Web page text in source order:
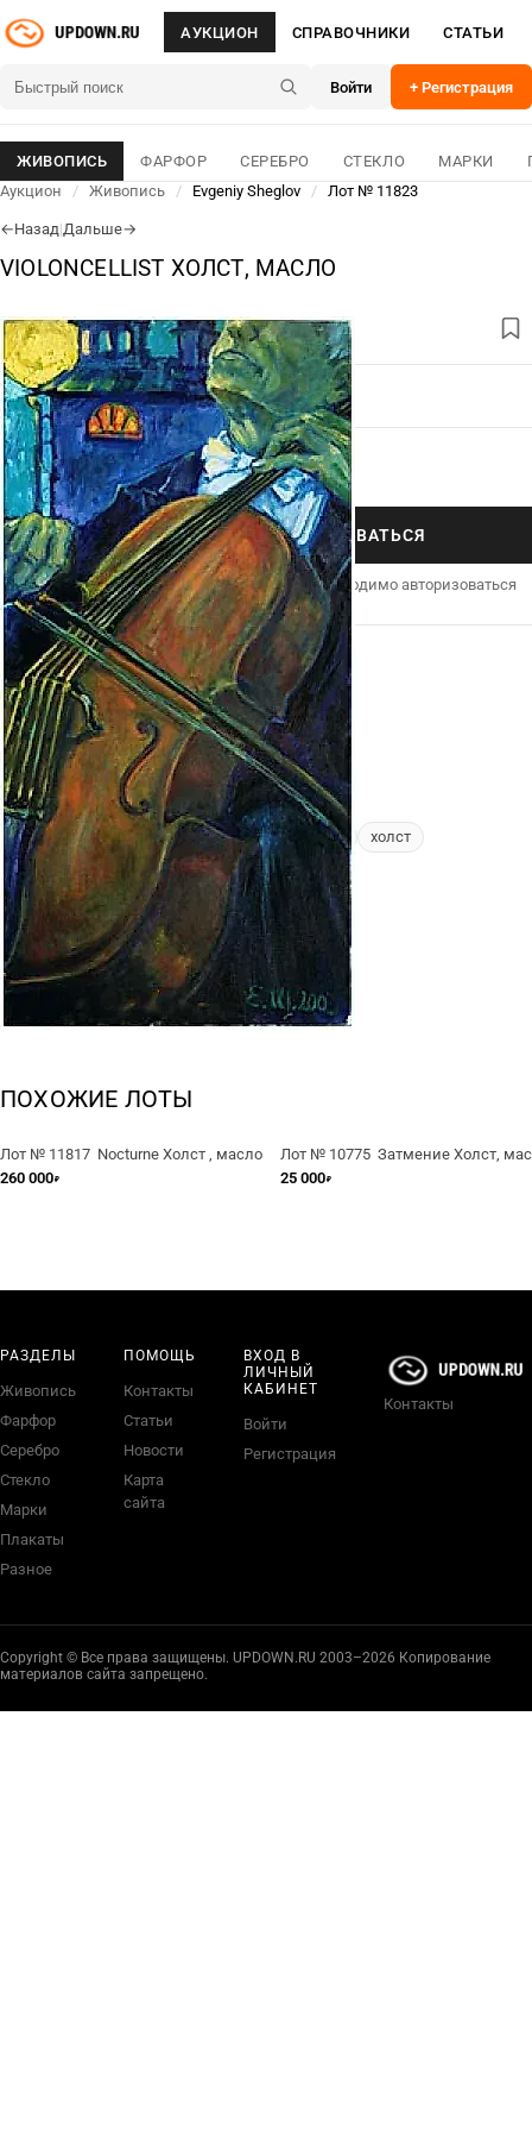
АУКЦИОН СПРАВОЧНИКИ СТАТЬИ
Войти + Регистрация
ЖИВОПИСЬ ФАРФОР СЕРЕБРО СТЕКЛО МАРКИ
Аукцион
/ Живопись / Evgeniy Sheglov / Лот № 11823
←Назад|Дальше→
VIOLONCELLIST ХОЛСТ, МАСЛО
ЛОТ № 1182304 Авг 2026
ОСНОВНОЕ ДЛЯ СВЯЗИ
350 000₽
АВТОРИЗОВАТЬСЯ
для совершения покупки необходимо авторизоваться
ХАРАКТЕРИСТИКИ
Раздел→ Живопись
Автор→ Evgeniy Sheglov
ВидИмпрессионизм
Год2003
Метки: виолончелист масло холст
ПОХОЖИЕ ЛОТЫ
Лот № 11817 Nocturne Холст , масло
260 000₽
Лот № 10775 Затмение Холст,
25 000₽
РАЗДЕЛЫ
Живопись
Фарфор
Серебро
Стекло
Марки
Плакаты
Разное
ПОМОЩЬ
Контакты
Статьи
Новости
Карта
сайта
ВХОД В
ЛИЧНЫЙ
КАБИНЕТ
Войти
Регистрация
Контакты
Copyright © Все права защищены. UPDOWN.RU 2003–2026 Копирование
материалов сайта запрещено.